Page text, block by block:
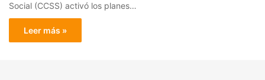
Social (CCSS) activó los planes…
Leer más »